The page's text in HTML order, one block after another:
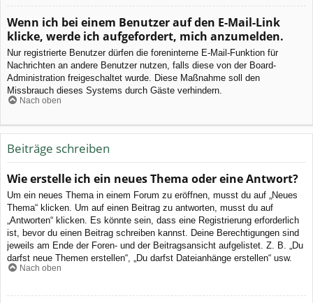
Wenn ich bei einem Benutzer auf den E-Mail-Link
klicke, werde ich aufgefordert, mich anzumelden.
Nur registrierte Benutzer dürfen die foreninterne E-Mail-Funktion für
Nachrichten an andere Benutzer nutzen, falls diese von der Board-
Administration freigeschaltet wurde. Diese Maßnahme soll den
Missbrauch dieses Systems durch Gäste verhindern.
Nach oben
Beiträge schreiben
Wie erstelle ich ein neues Thema oder eine Antwort?
Um ein neues Thema in einem Forum zu eröffnen, musst du auf „Neues
Thema“ klicken. Um auf einen Beitrag zu antworten, musst du auf
„Antworten“ klicken. Es könnte sein, dass eine Registrierung erforderlich
ist, bevor du einen Beitrag schreiben kannst. Deine Berechtigungen sind
jeweils am Ende der Foren- und der Beitragsansicht aufgelistet. Z. B. „Du
darfst neue Themen erstellen“, „Du darfst Dateianhänge erstellen“ usw.
Nach oben